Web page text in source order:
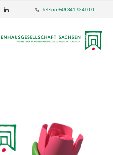
Telefon +49 341 98410-0